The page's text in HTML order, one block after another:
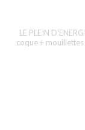
LE PLEIN
coque +